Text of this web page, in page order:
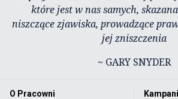
które jest w nas samych,
niszczące zjawiska, prowadzące
jej zniszczenia
~ GARY SNYDER
O Pracowni